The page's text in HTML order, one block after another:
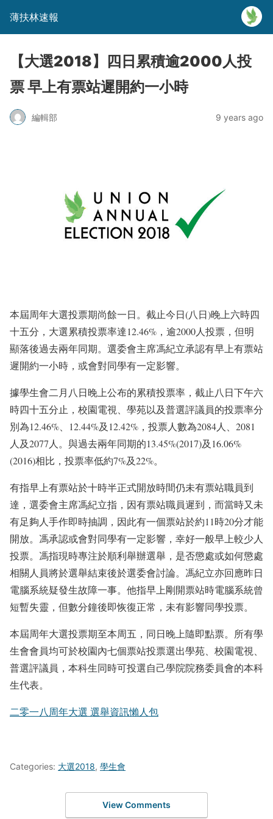
薄扶林速報
【大選2018】四日累積逾2000人投
票 早上有票站遲開約一小時
編輯部 9 years ago
本屆周年大選投票期尚餘一日。截止今日(八日)晚上六時四
十五分，大選累積投票率達12.46%，逾2000人投票，但明
顯落後過去兩年同期。選委會主席馮紀立承認有早上有票站
遲開約一小時，或會對同學有一定影響。
據學生會二月八日晚上公布的累積投票率，截止八日下午六
時四十五分止，校園電視、學苑以及普選評議員的投票率分
別為12.46%、12.44%及12.42%，投票人數為2084人、2081
人及2077人。與過去兩年同期的13.45%(2017)及16.06%
(2016)相比，投票率低約7%及22%。
有指早上有票站於十時半正式開放時間仍未有票站職員到
達，選委會主席馮紀立指，因有票站職員遲到，而當時又未
有足夠人手作即時抽調，因此有一個票站於約11時20分才能
開放。馮承認或會對同學有一定影響，幸好一般早上較少人
投票。馮指現時專注於順利舉辦選舉，是否懲處或如何懲處
相關人員將於選舉結束後於選委會討論。馮紀立亦回應昨日
電腦系統疑發生故障一事。他指早上剛開票站時電腦系統曾
短暫失靈，但數分鐘後即恢復正常，未有影響同學投票。
本屆周年大選投票期至本周五，同日晚上隨即點票。所有學
生會會員均可於校園內七個票站投票選出學苑、校園電視、
普選評議員，本科生同時可投選自己學院院務委員會的本科
生代表。
二零一八周年大選 選舉資訊懶人包
Categories: 大選2018, 學生會
View Comments